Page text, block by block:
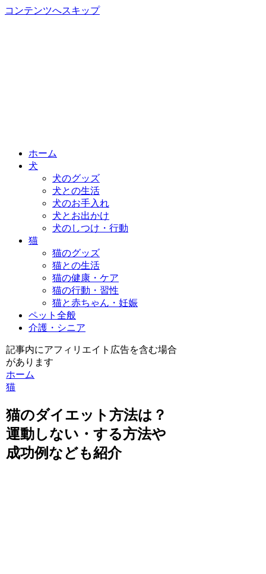
コンテンツへスキップ
ホーム
犬
犬のグッズ
犬との生活
犬のお手入れ
犬とお出かけ
犬のしつけ・行動
猫
猫のグッズ
猫との生活
猫の健康・ケア
猫の行動・習性
猫と赤ちゃん・妊娠
ペット全般
介護・シニア
記事内にアフィリエイト広告を含む場合
があります
ホーム
猫
猫のダイエット方法は？
運動しない・する方法や
成功例なども紹介